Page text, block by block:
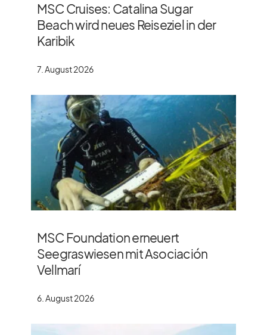
MSC Cruises: Catalina Sugar
Beach wird neues Reiseziel in der
Karibik
7. August 2026
MSC Foundation erneuert
Seegraswiesen mit Asociación
Vellmarí
6. August 2026